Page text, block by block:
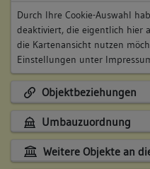
Durch Ihre Cookie-Auswahl
deaktiviert, die eigentlich hier
die Kartenansicht nutzen
Einstellungen unter
Objektbeziehungen
Umbauzuordnung
Weitere Objekte an